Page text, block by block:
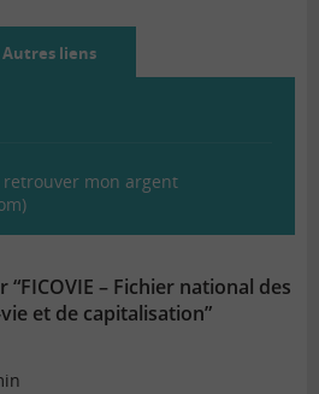
Autres liens
mon argent
– Fichier national des
et de capitalisation”